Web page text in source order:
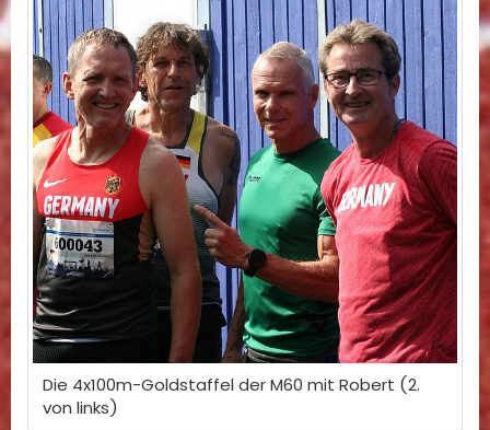
Die 4x100m-Goldstaffel der M60 mit Robert (2.
von links)